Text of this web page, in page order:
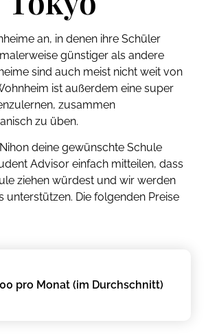
an, in denen ihre Schüler
günstiger als andere
sind auch meist nicht weit von
ist außerdem eine super
zusammen
zu üben.
deine gewünschte Schule
Advisor einfach mitteilen, dass
ziehen würdest und wir werden
Die folgenden Preise
pro Monat (im Durchschnitt)